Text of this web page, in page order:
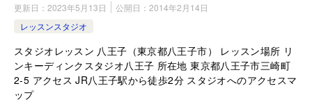
更新日： 2023年5月13日 公開日： 2014年2月14日
レッスンスタジオ
スタジオレッスン 八王子（東京都八王子市） レッスン場所 リ
ンキーディンクスタジオ八王子 所在地 東京都八王子市三崎町
2-5 アクセス JR八王子駅から徒歩2分 スタジオへのアクセスマ
ップ